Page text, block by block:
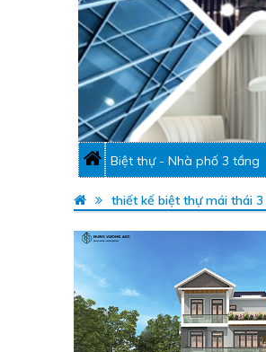
Biệt thự - Nhà phố 3 tầng
thiết kế biệt thự mái thái